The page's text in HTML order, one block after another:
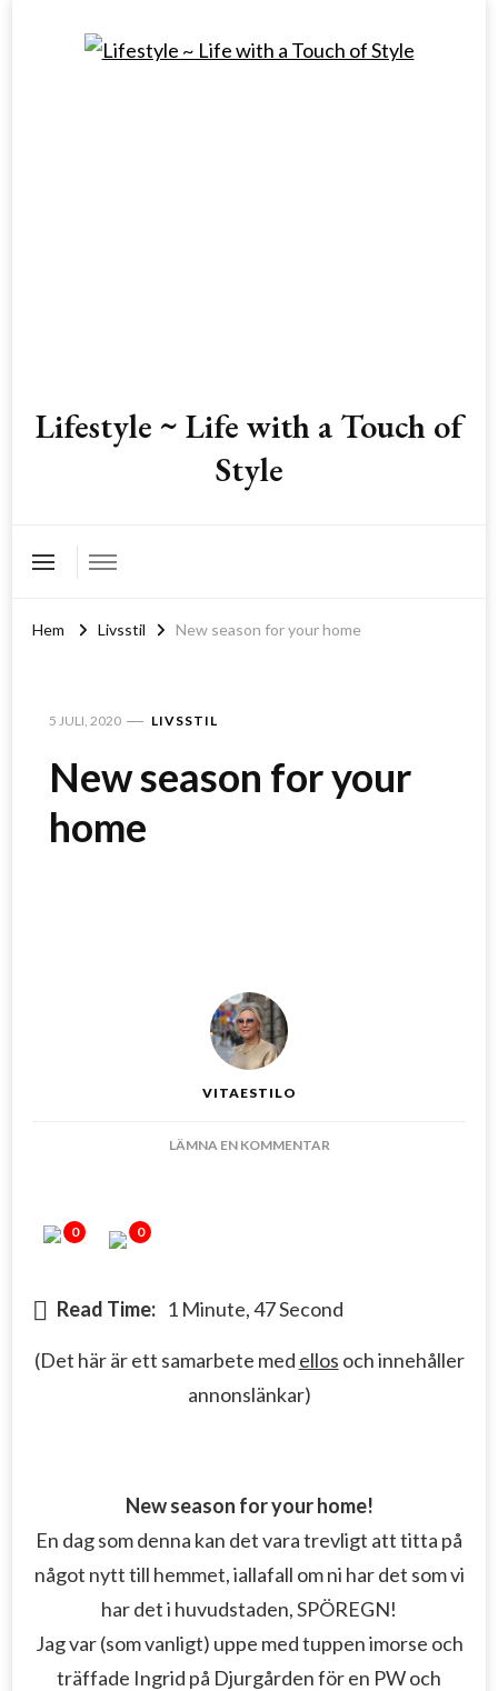
Lifestyle ~ Life with a Touch of
Style
Hem Livsstil New season for your home
5 JULI, 2020 LIVSSTIL
New season for your
home
VITAESTILO
LÄMNA EN KOMMENTARPÅ
0 0
Read Time: 1 Minute, 47 Second
(Det här är ett samarbete med ellos och innehåller
annonslänkar)
New season for your home!
En dag som denna kan det vara trevligt att titta på
något nytt till hemmet, iallafall om ni har det som vi
har det i huvudstaden, SPÖREGN!
Jag var (som vanligt) uppe med tuppen imorse och
träffade Ingrid på Djurgården för en PW och